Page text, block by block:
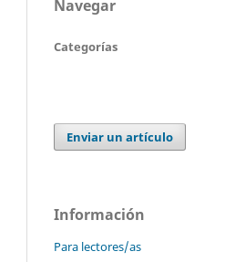
Navegar
Categorías
Enviar un artículo
Información
Para lectores/as